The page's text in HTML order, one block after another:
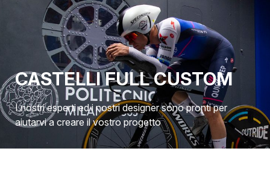
CASTELLI FULL CUSTOM
I nostri esperti ed i nostri designer sono pronti per
aiutarvi a creare il vostro progetto